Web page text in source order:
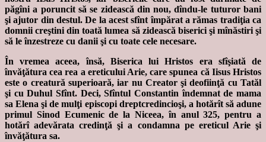
păgîni a poruncit să se zidească din nou, dîndu-le tuturor bani
şi ajutor din destul. De la acest sfînt împărat a rămas tradiţia ca
domnii creştini din toată lumea să zidească biserici şi mînăstiri şi
să le înzestreze cu danii şi cu toate cele necesare.
În vremea aceea, însă, Biserica lui Hristos era sfîşiată de
învăţătura cea rea a ereticului Arie, care spunea că Iisus Hristos
este o creatură superioară, iar nu Creator şi deofiinţă cu Tatăl
şi cu Duhul Sfînt. Deci, Sfîntul Constantin îndemnat de mama
sa Elena şi de mulţi episcopi dreptcredincioşi, a hotărît să adune
primul Sinod Ecumenic de la Niceea, în anul 325, pentru a
hotărî adevărata credinţă şi a condamna pe ereticul Arie şi
învăţătura sa.